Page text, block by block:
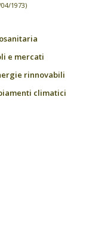
1973)
e mercati
rinnovabili
climatici